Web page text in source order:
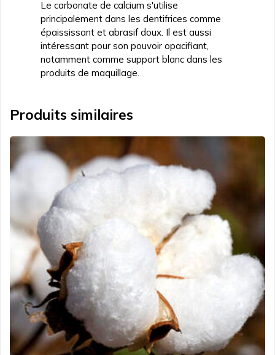
Le carbonate de calcium s'utilise
principalement dans les dentifrices comme
épaississant et abrasif doux. Il est aussi
intéressant pour son pouvoir opacifiant,
notamment comme support blanc dans les
produits de maquillage.
Produits similaires